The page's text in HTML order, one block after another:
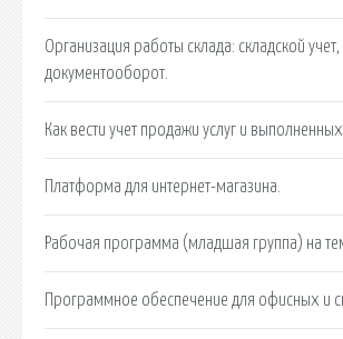
Организация работы склада: складской учет,
документооборот.
Как вести учет продажи услуг и
Платформа для интернет-магазина.
Рабочая программа (младшая группа) на
Программное обеспечение для офисных и